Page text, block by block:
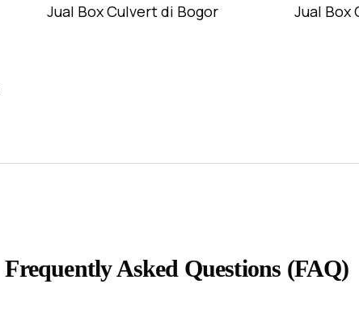
Jual Box Culvert di Bogor Jual Box
Frequently Asked Questions (FAQ)